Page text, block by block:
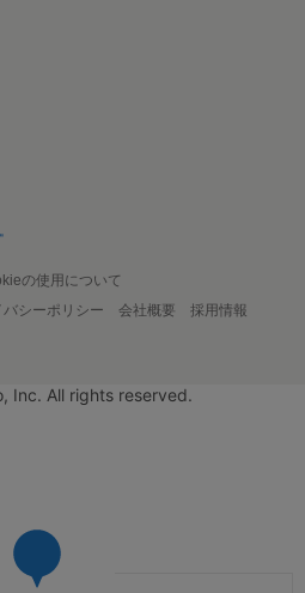
の使用について
バシーポリシー 会社概要
採用情報
Inc. All rights reserved.